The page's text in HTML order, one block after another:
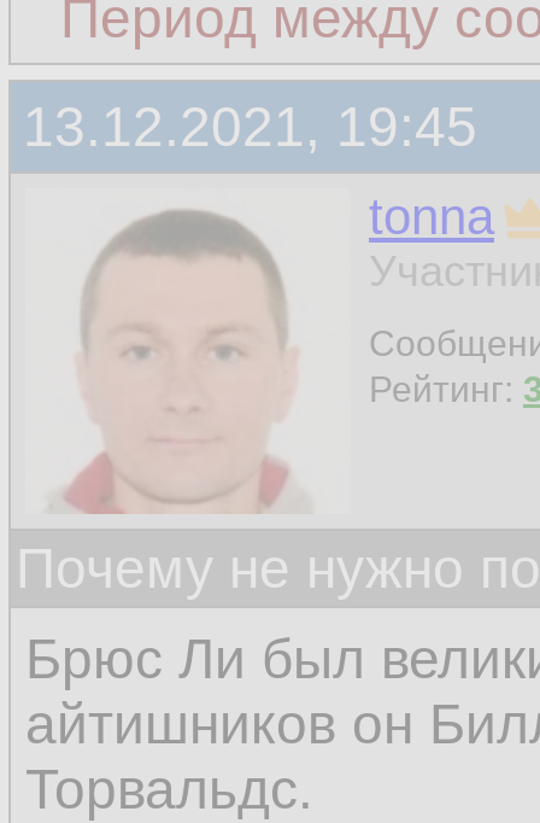
Период между
13.12.2021, 19:45
tonna
Рейтинг:
Почему не нужно
Брюс Ли был
айтишников он
Торвальдс.